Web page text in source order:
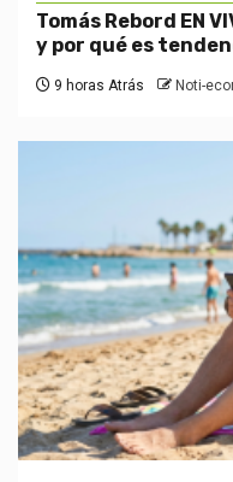
Tomás Rebord EN
y por qué es
9 horas Atrás Noti-